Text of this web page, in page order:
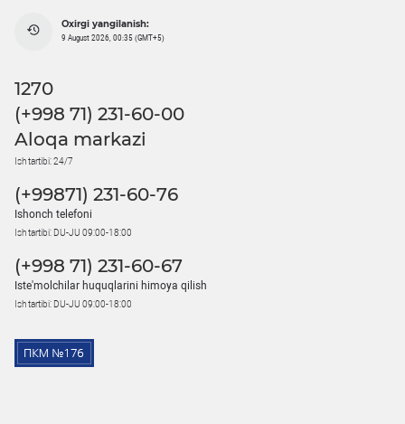
Oxirgi yangilanish:
9 August 2026, 00:35 (GMT+5)
1270
(+998 71) 231-60-00
Aloqa markazi
Ish tartibi: 24/7
(+99871) 231-60-76
Ishonch telefoni
Ish tartibi: DU-JU 09:00-18:00
(+998 71) 231-60-67
Iste'molchilar huquqlarini himoya qilish
Ish tartibi: DU-JU 09:00-18:00